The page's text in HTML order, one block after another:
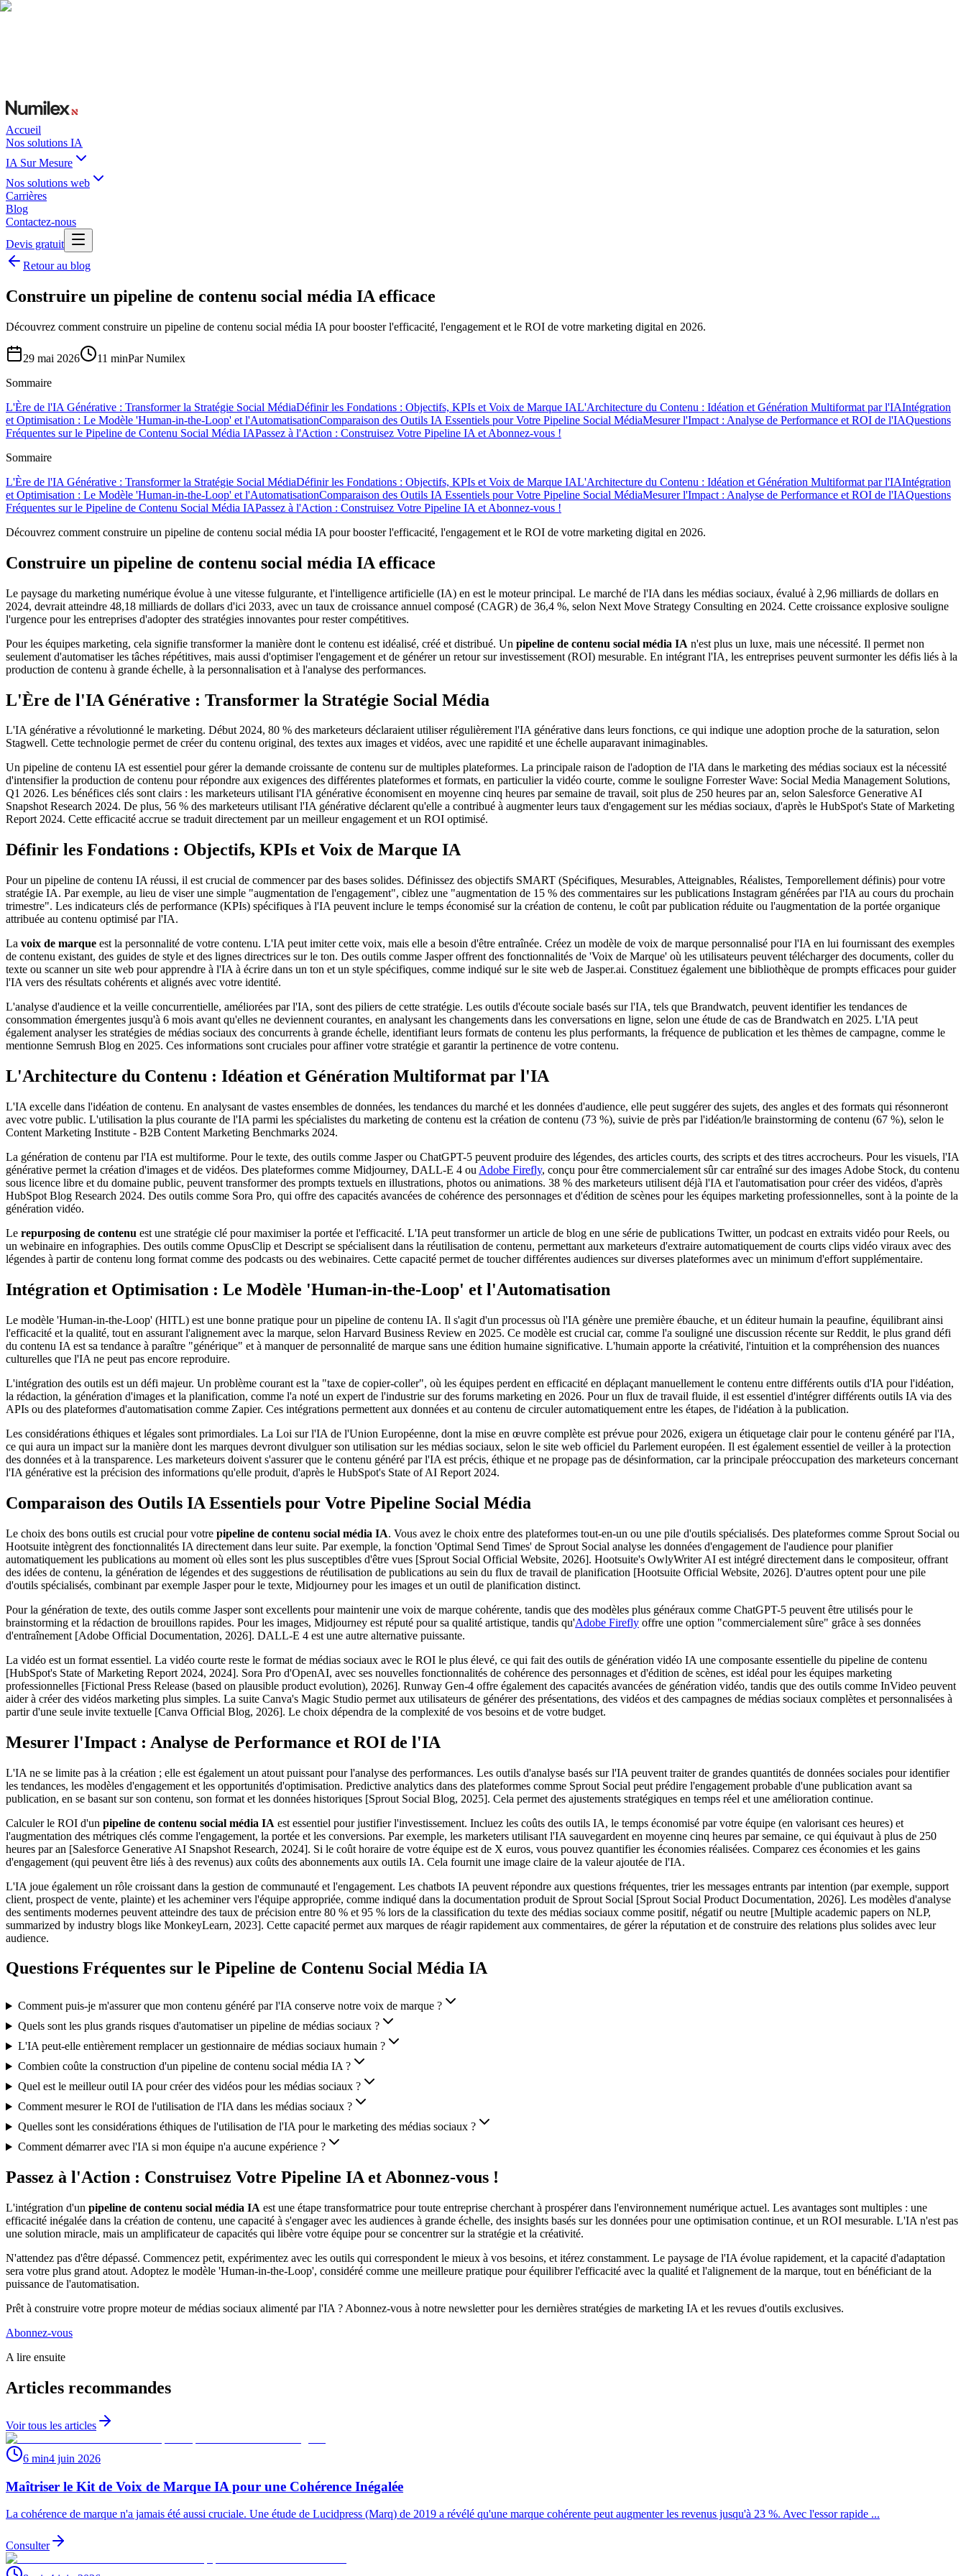
Accueil
Nos solutions IA
IA Sur Mesure
Nos solutions web
Carrières
Blog
Contactez-nous
Devis gratuit
Retour au blog
Construire un pipeline de contenu social média IA efficace
Découvrez comment construire un pipeline de contenu social média IA pour booster l'efficacité, l'engagement et le ROI de votre marketing digital en 2026.
29 mai 2026 11 minParNumilex
Sommaire
L'Ère de l'IA Générative : Transformer la Stratégie Social MédiaDéfinir les Fondations : Objectifs, KPIs et Voix de Marque IAL'Architecture du Contenu : Idéation et Génération Multiformat par l'IAIntégration
et Optimisation : Le Modèle 'Human-in-the-Loop' et l'AutomatisationComparaison des Outils IA Essentiels pour Votre Pipeline Social MédiaMesurer l'Impact : Analyse de Performance et ROI de l'IAQuestions
Fréquentes sur le Pipeline de Contenu Social Média IAPassez à l'Action : Construisez Votre Pipeline IA et Abonnez-vous !
Sommaire
L'Ère de l'IA Générative : Transformer la Stratégie Social MédiaDéfinir les Fondations : Objectifs, KPIs et Voix de Marque IAL'Architecture du Contenu : Idéation et Génération Multiformat par l'IAIntégration
et Optimisation : Le Modèle 'Human-in-the-Loop' et l'AutomatisationComparaison des Outils IA Essentiels pour Votre Pipeline Social MédiaMesurer l'Impact : Analyse de Performance et ROI de l'IAQuestions
Fréquentes sur le Pipeline de Contenu Social Média IAPassez à l'Action : Construisez Votre Pipeline IA et Abonnez-vous !
Découvrez comment construire un pipeline de contenu social média IA pour booster l'efficacité, l'engagement et le ROI de votre marketing digital en 2026.
Construire un pipeline de contenu social média IA efficace
Le paysage du marketing numérique évolue à une vitesse fulgurante, et l'intelligence artificielle (IA) en est le moteur principal. Le marché de l'IA dans les médias sociaux, évalué à 2,96 milliards de dollars en
2024, devrait atteindre 48,18 milliards de dollars d'ici 2033, avec un taux de croissance annuel composé (CAGR) de 36,4 %, selon Next Move Strategy Consulting en 2024. Cette croissance explosive souligne
l'urgence pour les entreprises d'adopter des stratégies innovantes pour rester compétitives.
Pour les équipes marketing, cela signifie transformer la manière dont le contenu est idéalisé, créé et distribué. Un pipeline de contenu social média IA n'est plus un luxe, mais une nécessité. Il permet non
seulement d'automatiser les tâches répétitives, mais aussi d'optimiser l'engagement et de générer un retour sur investissement (ROI) mesurable. En intégrant l'IA, les entreprises peuvent surmonter les défis liés à la
production de contenu à grande échelle, à la personnalisation et à l'analyse des performances.
L'Ère de l'IA Générative : Transformer la Stratégie Social Média
L'IA générative a révolutionné le marketing. Début 2024, 80 % des marketeurs déclaraient utiliser régulièrement l'IA générative dans leurs fonctions, ce qui indique une adoption proche de la saturation, selon
Stagwell. Cette technologie permet de créer du contenu original, des textes aux images et vidéos, avec une rapidité et une échelle auparavant inimaginables.
Un pipeline de contenu IA est essentiel pour gérer la demande croissante de contenu sur de multiples plateformes. La principale raison de l'adoption de l'IA dans le marketing des médias sociaux est la nécessité
d'intensifier la production de contenu pour répondre aux exigences des différentes plateformes et formats, en particulier la vidéo courte, comme le souligne Forrester Wave: Social Media Management Solutions,
Q1 2026. Les bénéfices clés sont clairs : les marketeurs utilisant l'IA générative économisent en moyenne cinq heures par semaine de travail, soit plus de 250 heures par an, selon Salesforce Generative AI
Snapshot Research 2024. De plus, 56 % des marketeurs utilisant l'IA générative déclarent qu'elle a contribué à augmenter leurs taux d'engagement sur les médias sociaux, d'après le HubSpot's State of Marketing
Report 2024. Cette efficacité accrue se traduit directement par un meilleur engagement et un ROI optimisé.
Définir les Fondations : Objectifs, KPIs et Voix de Marque IA
Pour un pipeline de contenu IA réussi, il est crucial de commencer par des bases solides. Définissez des objectifs SMART (Spécifiques, Mesurables, Atteignables, Réalistes, Temporellement définis) pour votre
stratégie IA. Par exemple, au lieu de viser une simple "augmentation de l'engagement", ciblez une "augmentation de 15 % des commentaires sur les publications Instagram générées par l'IA au cours du prochain
trimestre". Les indicateurs clés de performance (KPIs) spécifiques à l'IA peuvent inclure le temps économisé sur la création de contenu, le coût par publication réduite ou l'augmentation de la portée organique
attribuée au contenu optimisé par l'IA.
La voix de marque est la personnalité de votre contenu. L'IA peut imiter cette voix, mais elle a besoin d'être entraînée. Créez un modèle de voix de marque personnalisé pour l'IA en lui fournissant des exemples
de contenu existant, des guides de style et des lignes directrices sur le ton. Des outils comme Jasper offrent des fonctionnalités de 'Voix de Marque' où les utilisateurs peuvent télécharger des documents, coller du
texte ou scanner un site web pour apprendre à l'IA à écrire dans un ton et un style spécifiques, comme indiqué sur le site web de Jasper.ai. Constituez également une bibliothèque de prompts efficaces pour guider
l'IA vers des résultats cohérents et alignés avec votre identité.
L'analyse d'audience et la veille concurrentielle, améliorées par l'IA, sont des piliers de cette stratégie. Les outils d'écoute sociale basés sur l'IA, tels que Brandwatch, peuvent identifier les tendances de
consommation émergentes jusqu'à 6 mois avant qu'elles ne deviennent courantes, en analysant les changements dans les conversations en ligne, selon une étude de cas de Brandwatch en 2025. L'IA peut
également analyser les stratégies de médias sociaux des concurrents à grande échelle, identifiant leurs formats de contenu les plus performants, la fréquence de publication et les thèmes de campagne, comme le
mentionne Semrush Blog en 2025. Ces informations sont cruciales pour affiner votre stratégie et garantir la pertinence de votre contenu.
L'Architecture du Contenu : Idéation et Génération Multiformat par l'IA
L'IA excelle dans l'idéation de contenu. En analysant de vastes ensembles de données, les tendances du marché et les données d'audience, elle peut suggérer des sujets, des angles et des formats qui résonneront
avec votre public. L'utilisation la plus courante de l'IA parmi les spécialistes du marketing de contenu est la création de contenu (73 %), suivie de près par l'idéation/le brainstorming de contenu (67 %), selon le
Content Marketing Institute - B2B Content Marketing Benchmarks 2024.
La génération de contenu par l'IA est multiforme. Pour le texte, des outils comme Jasper ou ChatGPT-5 peuvent produire des légendes, des articles courts, des scripts et des titres accrocheurs. Pour les visuels, l'IA
générative permet la création d'images et de vidéos. Des plateformes comme Midjourney, DALL-E 4 ou Adobe Firefly, conçu pour être commercialement sûr car entraîné sur des images Adobe Stock, du contenu
sous licence libre et du domaine public, peuvent transformer des prompts textuels en illustrations, photos ou animations. 38 % des marketeurs utilisent déjà l'IA et l'automatisation pour créer des vidéos, d'après
HubSpot Blog Research 2024. Des outils comme Sora Pro, qui offre des capacités avancées de cohérence des personnages et d'édition de scènes pour les équipes marketing professionnelles, sont à la pointe de la
génération vidéo.
Le repurposing de contenu est une stratégie clé pour maximiser la portée et l'efficacité. L'IA peut transformer un article de blog en une série de publications Twitter, un podcast en extraits vidéo pour Reels, ou
un webinaire en infographies. Des outils comme OpusClip et Descript se spécialisent dans la réutilisation de contenu, permettant aux marketeurs d'extraire automatiquement de courts clips vidéo viraux avec des
légendes à partir de contenu long format comme des podcasts ou des webinaires. Cette capacité permet de toucher différentes audiences sur diverses plateformes avec un minimum d'effort supplémentaire.
Intégration et Optimisation : Le Modèle 'Human-in-the-Loop' et l'Automatisation
Le modèle 'Human-in-the-Loop' (HITL) est une bonne pratique pour un pipeline de contenu IA. Il s'agit d'un processus où l'IA génère une première ébauche, et un éditeur humain la peaufine, équilibrant ainsi
l'efficacité et la qualité, tout en assurant l'alignement avec la marque, selon Harvard Business Review en 2025. Ce modèle est crucial car, comme l'a souligné une discussion récente sur Reddit, le plus grand défi
du contenu IA est sa tendance à paraître "générique" et à manquer de personnalité de marque sans une édition humaine significative. L'humain apporte la créativité, l'intuition et la compréhension des nuances
culturelles que l'IA ne peut pas encore reproduire.
L'intégration des outils est un défi majeur. Un problème courant est la "taxe de copier-coller", où les équipes perdent en efficacité en déplaçant manuellement le contenu entre différents outils d'IA pour l'idéation,
la rédaction, la génération d'images et la planification, comme l'a noté un expert de l'industrie sur des forums marketing en 2026. Pour un flux de travail fluide, il est essentiel d'intégrer différents outils IA via des
APIs ou des plateformes d'automatisation comme Zapier. Ces intégrations permettent aux données et au contenu de circuler automatiquement entre les étapes, de l'idéation à la publication.
Les considérations éthiques et légales sont primordiales. La Loi sur l'IA de l'Union Européenne, dont la mise en œuvre complète est prévue pour 2026, exigera un étiquetage clair pour le contenu généré par l'IA,
ce qui aura un impact sur la manière dont les marques devront divulguer son utilisation sur les médias sociaux, selon le site web officiel du Parlement européen. Il est également essentiel de veiller à la protection
des données et à la transparence. Les marketeurs doivent s'assurer que le contenu généré par l'IA est précis, éthique et ne propage pas de désinformation, car la principale préoccupation des marketeurs concernant
l'IA générative est la précision des informations qu'elle produit, d'après le HubSpot's State of AI Report 2024.
Comparaison des Outils IA Essentiels pour Votre Pipeline Social Média
Le choix des bons outils est crucial pour votre pipeline de contenu social média IA. Vous avez le choix entre des plateformes tout-en-un ou une pile d'outils spécialisés. Des plateformes comme Sprout Social ou
Hootsuite intègrent des fonctionnalités IA directement dans leur suite. Par exemple, la fonction 'Optimal Send Times' de Sprout Social analyse les données d'engagement de l'audience pour planifier
automatiquement les publications au moment où elles sont les plus susceptibles d'être vues [Sprout Social Official Website, 2026]. Hootsuite's OwlyWriter AI est intégré directement dans le compositeur, offrant
des idées de contenu, la génération de légendes et des suggestions de réutilisation de publications au sein du flux de travail de planification [Hootsuite Official Website, 2026]. D'autres optent pour une pile
d'outils spécialisés, combinant par exemple Jasper pour le texte, Midjourney pour les images et un outil de planification distinct.
Pour la génération de texte, des outils comme Jasper sont excellents pour maintenir une voix de marque cohérente, tandis que des modèles plus généraux comme ChatGPT-5 peuvent être utilisés pour le
brainstorming et la rédaction de brouillons rapides. Pour les images, Midjourney est réputé pour sa qualité artistique, tandis qu'Adobe Firefly offre une option "commercialement sûre" grâce à ses données
d'entraînement [Adobe Official Documentation, 2026]. DALL-E 4 est une autre alternative puissante.
La vidéo est un format essentiel. La vidéo courte reste le format de médias sociaux avec le ROI le plus élevé, ce qui fait des outils de génération vidéo IA une composante essentielle du pipeline de contenu
[HubSpot's State of Marketing Report 2024, 2024]. Sora Pro d'OpenAI, avec ses nouvelles fonctionnalités de cohérence des personnages et d'édition de scènes, est idéal pour les équipes marketing
professionnelles [Fictional Press Release (based on plausible product evolution), 2026]. Runway Gen-4 offre également des capacités avancées de génération vidéo, tandis que des outils comme InVideo peuvent
aider à créer des vidéos marketing plus simples. La suite Canva's Magic Studio permet aux utilisateurs de générer des présentations, des vidéos et des campagnes de médias sociaux complètes et personnalisées à
partir d'une seule invite textuelle [Canva Official Blog, 2026]. Le choix dépendra de la complexité de vos besoins et de votre budget.
Mesurer l'Impact : Analyse de Performance et ROI de l'IA
L'IA ne se limite pas à la création ; elle est également un atout puissant pour l'analyse des performances. Les outils d'analyse basés sur l'IA peuvent traiter de grandes quantités de données sociales pour identifier
les tendances, les modèles d'engagement et les opportunités d'optimisation. Predictive analytics dans des plateformes comme Sprout Social peut prédire l'engagement probable d'une publication avant sa
publication, en se basant sur son contenu, son format et les données historiques [Sprout Social Blog, 2025]. Cela permet des ajustements stratégiques en temps réel et une amélioration continue.
Calculer le ROI d'un pipeline de contenu social média IA est essentiel pour justifier l'investissement. Incluez les coûts des outils IA, le temps économisé par votre équipe (en valorisant ces heures) et
l'augmentation des métriques clés comme l'engagement, la portée et les conversions. Par exemple, les marketers utilisant l'IA sauvegardent en moyenne cinq heures par semaine, ce qui équivaut à plus de 250
heures par an [Salesforce Generative AI Snapshot Research, 2024]. Si le coût horaire de votre équipe est de X euros, vous pouvez quantifier les économies réalisées. Comparez ces économies et les gains
d'engagement (qui peuvent être liés à des revenus) aux coûts des abonnements aux outils IA. Cela fournit une image claire de la valeur ajoutée de l'IA.
L'IA joue également un rôle croissant dans la gestion de communauté et l'engagement. Les chatbots IA peuvent répondre aux questions fréquentes, trier les messages entrants par intention (par exemple, support
client, prospect de vente, plainte) et les acheminer vers l'équipe appropriée, comme indiqué dans la documentation produit de Sprout Social [Sprout Social Product Documentation, 2026]. Les modèles d'analyse
des sentiments modernes peuvent atteindre des taux de précision entre 80 % et 95 % lors de la classification du texte des médias sociaux comme positif, négatif ou neutre [Multiple academic papers on NLP,
summarized by industry blogs like MonkeyLearn, 2023]. Cette capacité permet aux marques de réagir rapidement aux commentaires, de gérer la réputation et de construire des relations plus solides avec leur
audience.
Questions Fréquentes sur le Pipeline de Contenu Social Média IA
Comment puis-je m'assurer que mon contenu généré par l'IA conserve notre voix de marque ?
Quels sont les plus grands risques d'automatiser un pipeline de médias sociaux ?
L'IA peut-elle entièrement remplacer un gestionnaire de médias sociaux humain ?
Combien coûte la construction d'un pipeline de contenu social média IA ?
Quel est le meilleur outil IA pour créer des vidéos pour les médias sociaux ?
Comment mesurer le ROI de l'utilisation de l'IA dans les médias sociaux ?
Quelles sont les considérations éthiques de l'utilisation de l'IA pour le marketing des médias sociaux ?
Comment démarrer avec l'IA si mon équipe n'a aucune expérience ?
Passez à l'Action : Construisez Votre Pipeline IA et Abonnez-vous !
L'intégration d'un pipeline de contenu social média IA est une étape transformatrice pour toute entreprise cherchant à prospérer dans l'environnement numérique actuel. Les avantages sont multiples : une
efficacité inégalée dans la création de contenu, une capacité à s'engager avec les audiences à grande échelle, des insights basés sur les données pour une optimisation continue, et un ROI mesurable. L'IA n'est pas
une solution miracle, mais un amplificateur de capacités qui libère votre équipe pour se concentrer sur la stratégie et la créativité.
N'attendez pas d'être dépassé. Commencez petit, expérimentez avec les outils qui correspondent le mieux à vos besoins, et itérez constamment. Le paysage de l'IA évolue rapidement, et la capacité d'adaptation
sera votre plus grand atout. Adoptez le modèle 'Human-in-the-Loop', considéré comme une meilleure pratique pour équilibrer l'efficacité avec la qualité et l'alignement de la marque, tout en bénéficiant de la
puissance de l'automatisation.
Prêt à construire votre propre moteur de médias sociaux alimenté par l'IA ? Abonnez-vous à notre newsletter pour les dernières stratégies de marketing IA et les revues d'outils exclusives.
Abonnez-vous
A lire ensuite
Articles recommandes
Voir tous les articles
6 min4 juin 2026
Maîtriser le Kit de Voix de Marque IA pour une Cohérence Inégalée
La cohérence de marque n'a jamais été aussi cruciale. Une étude de Lucidpress (Marq) de 2019 a révélé qu'une marque cohérente peut augmenter les revenus jusqu'à 23 %. Avec l'essor rapide ...
Consulter